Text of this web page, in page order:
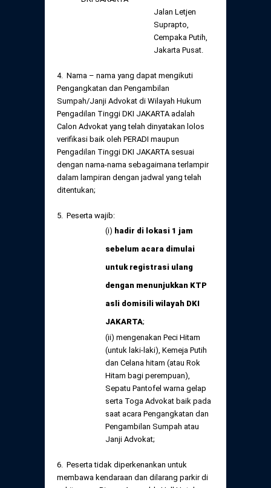
Jalan Letjen
Suprapto,
Cempaka Putih,
Jakarta Pusat.
4. Nama – nama yang dapat mengikuti
Pengangkatan dan Pengambilan
Sumpah/Janji Advokat di Wilayah Hukum
Pengadilan Tinggi DKI JAKARTA adalah
Calon Advokat yang telah dinyatakan lolos
verifikasi baik oleh PERADI maupun
Pengadilan Tinggi DKI JAKARTA sesuai
dengan nama-nama sebagaimana terlampir
dalam lampiran dengan jadwal yang telah
ditentukan;
5. Peserta wajib:
(i) hadir di lokasi 1 jam
sebelum acara dimulai
untuk registrasi ulang
dengan menunjukkan KTP
asli domisili wilayah DKI
JAKARTA;
(ii) mengenakan Peci Hitam
(untuk laki-laki), Kemeja Putih
dan Celana hitam (atau Rok
Hitam bagi perempuan),
Sepatu Pantofel warna gelap
serta Toga Advokat baik pada
saat acara Pengangkatan dan
Pengambilan Sumpah atau
Janji Advokat;
6. Peserta tidak diperkenankan untuk
membawa kendaraan dan dilarang parkir di